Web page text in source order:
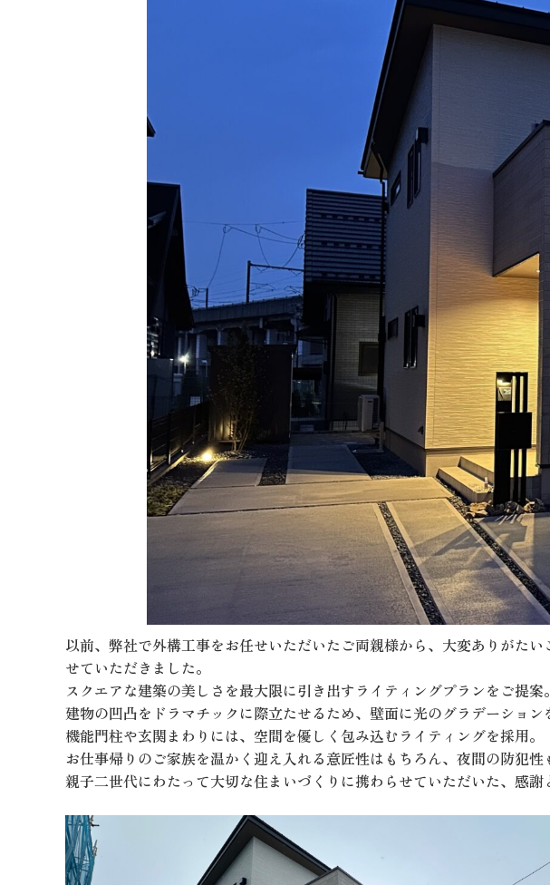
以前、弊社で外構工事をお任せいただいたご両親様から、大変ありがた
せていただきました。
スクエアな建築の美しさを最大限に引き出すライティングプランをご提案。
建物の凹凸をドラマチックに際立たせるため、壁面に光のグラデーション
機能門柱や玄関まわりには、空間を優しく包み込むライティングを採用。
お仕事帰りのご家族を温かく迎え入れる意匠性はもちろん、夜間の防犯性
親子二世代にわたって大切な住まいづくりに携わらせていただいた、感